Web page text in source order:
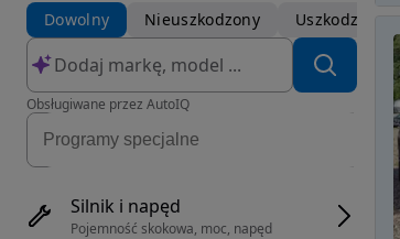
Dowolny
Nieuszkodzony Uszkodzony
Obsługiwane przez AutoIQ
Silnik i napęd
Pojemność skokowa, moc, napęd